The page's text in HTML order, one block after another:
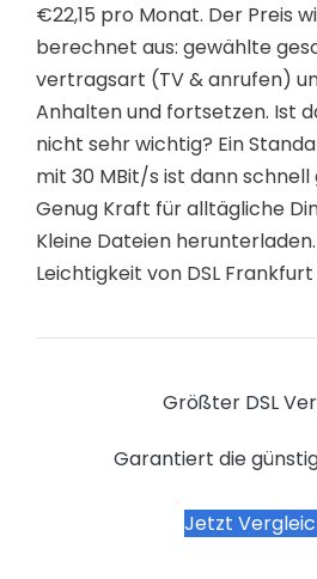
€22,15 pro Monat. Der Preis
berechnet aus: gewählte
vertragsart (TV & anrufen)
Anhalten und fortsetzen. Ist
nicht sehr wichtig? Ein
mit 30 MBit/s ist dann schnell
Genug Kraft für alltägliche
Kleine Dateien
Leichtigkeit von DSL
Größter DSL
Garantiert die
Jetzt